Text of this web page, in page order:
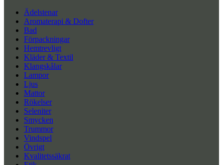
Ädelstenar
Aromaterapi & Dofter
Bad
Förpackningar
Hemtrevligt
Kläder & Textil
Klangskålar
Lampor
Ljus
Mattor
Rökelser
Seleniter
Smycken
Trummor
Vindspel
Övrigt
Kvalitetssäkrat